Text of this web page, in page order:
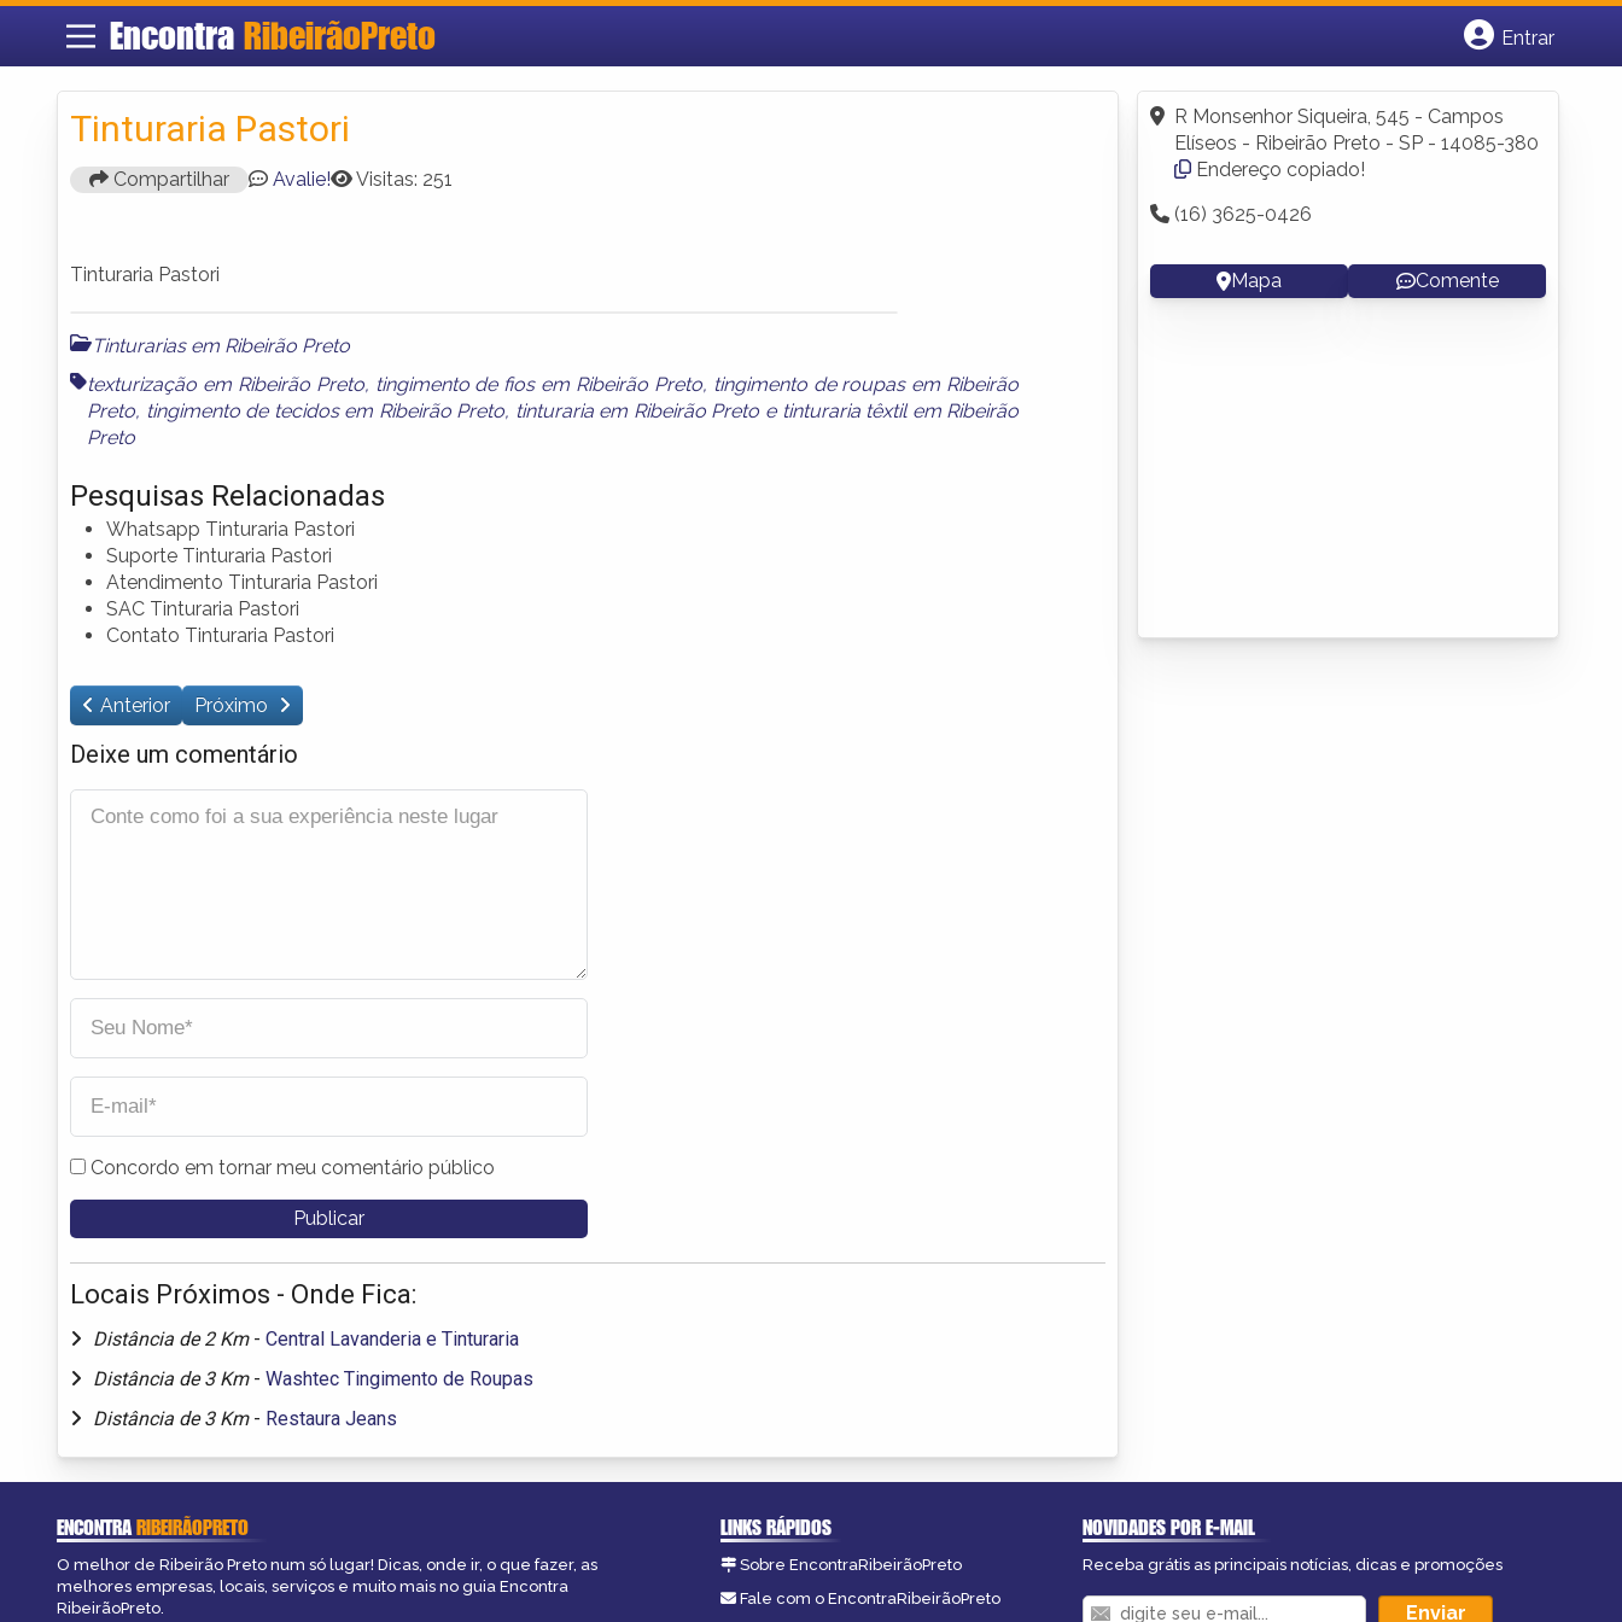
Encontra RibeirãoPreto
Entrar
Fazer login
Criar conta
Tinturaria Pastori
Compartilhar Avalie! Visitas: 251
Tinturaria Pastori
Tinturarias em Ribeirão Preto
texturização em Ribeirão Preto, tingimento de fios em Ribeirão Preto, tingimento de roupas em Ribeirão
Preto, tingimento de tecidos em Ribeirão Preto, tinturaria em Ribeirão Preto e tinturaria têxtil em Ribeirão
Preto
Pesquisas Relacionadas
Whatsapp Tinturaria Pastori
Suporte Tinturaria Pastori
Atendimento Tinturaria Pastori
SAC Tinturaria Pastori
Contato Tinturaria Pastori
Anterior Próximo
Deixe um comentário
Concordo em tornar meu comentário público
Locais Próximos - Onde Fica:
Distância de 2 Km - Central Lavanderia e Tinturaria
Distância de 3 Km - Washtec Tingimento de Roupas
Distância de 3 Km - Restaura Jeans
R Monsenhor Siqueira, 545 - Campos
Elíseos - Ribeirão Preto - SP - 14085-380
Endereço copiado!
(16) 3625-0426
Mapa Comente
ENCONTRARIBEIRÃOPRETO
O melhor de Ribeirão Preto num só lugar! Dicas, onde ir, o que fazer, as
melhores empresas, locais, serviços e muito mais no guia Encontra
RibeirãoPreto.
LINKS RÁPIDOS
Sobre EncontraRibeirãoPreto
Fale com o EncontraRibeirãoPreto
NOVIDADES POR E-MAIL
Receba grátis as principais notícias, dicas e promoções